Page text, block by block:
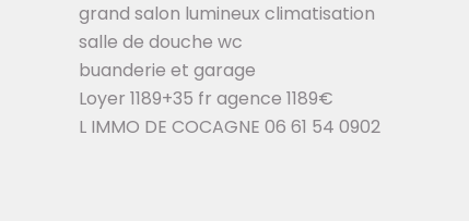
grand salon lumineux climatisation
salle de douche wc
buanderie et garage
Loyer 1189+35 fr agence 1189€
L IMMO DE COCAGNE 06 61 54 0902